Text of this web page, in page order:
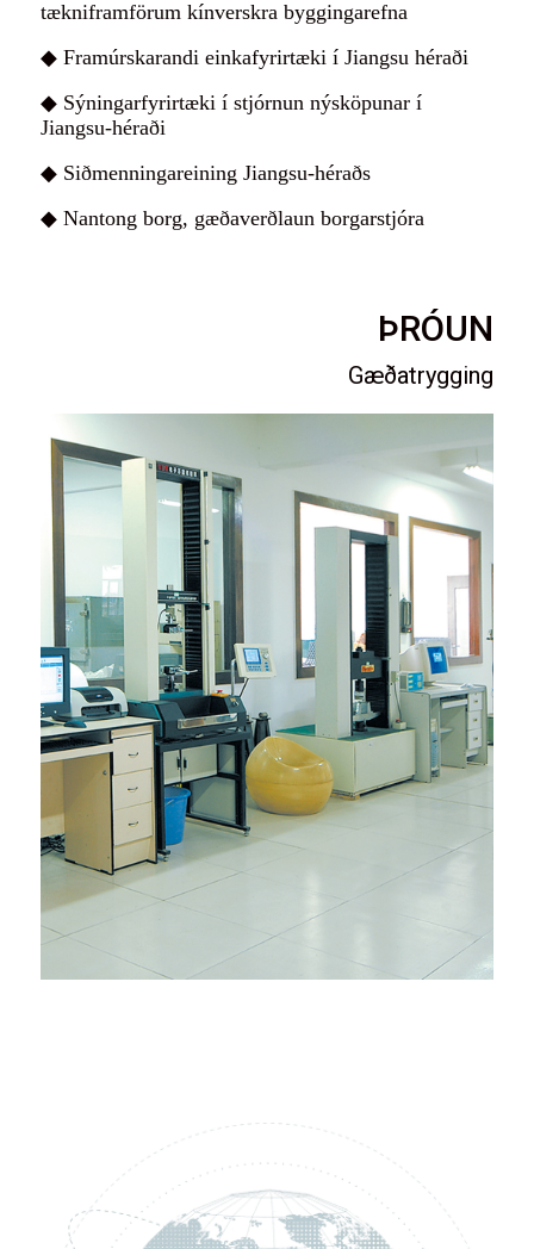
tækniframförum kínverskra byggingarefna
◆ Framúrskarandi einkafyrirtæki í Jiangsu héraði
◆ Sýningarfyrirtæki í stjórnun nýsköpunar í
Jiangsu-héraði
◆ Siðmenningareining Jiangsu-héraðs
◆ Nantong borg, gæðaverðlaun borgarstjóra
ÞRÓUN
Gæðatrygging